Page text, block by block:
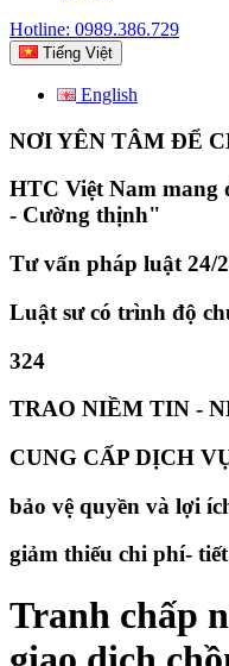
Hotline: 0989.386.729
Tiếng Việt
English
NƠI YÊN TÂM ĐỂ
HTC Việt Nam mang
- Cường thịnh"
Tư vấn pháp luật 24/
Luật sư có trình độ
324
TRAO NIỀM TIN -
CUNG CẤP DỊCH
bảo vệ quyền và lợi
giảm thiếu chi phí-
Tranh chấp